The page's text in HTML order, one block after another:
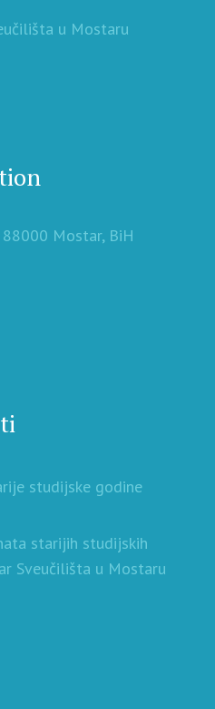
u Mostaru
Mostar, BiH
studijske godine
starijih studijskih
Sveučilišta u Mostaru